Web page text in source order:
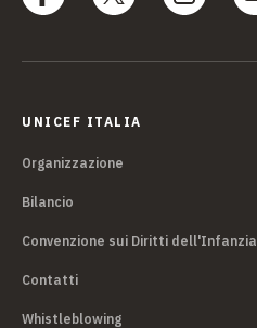
UNICEF ITALIA
Organizzazione
Bilancio
Convenzione sui Diritti dell'Infanzia
Contatti
Whistleblowing